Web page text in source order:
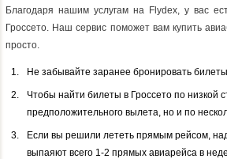
Благодаря нашим услугам на Flydex, у вас
Гроссето. Наш сервис поможет вам купить
просто.
Не забывайте заранее бронировать
Чтобы найти билеты в Гроссето по низкой
предположительного вылета, но и по
Если вы решили лететь прямым рейсом,
выпаяют всего 1-2 прямых авиарейса в